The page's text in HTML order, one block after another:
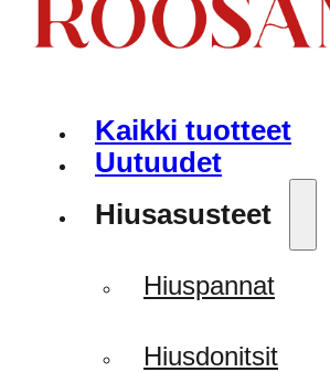
Kaikki tuotteet
Uutuudet
Hiusasusteet
Hiuspannat
Hiusdonitsit